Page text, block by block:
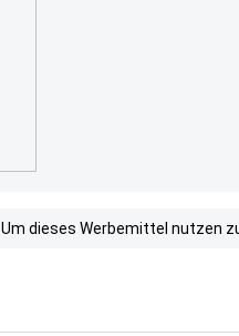
Um dieses Werbemittel nutzen